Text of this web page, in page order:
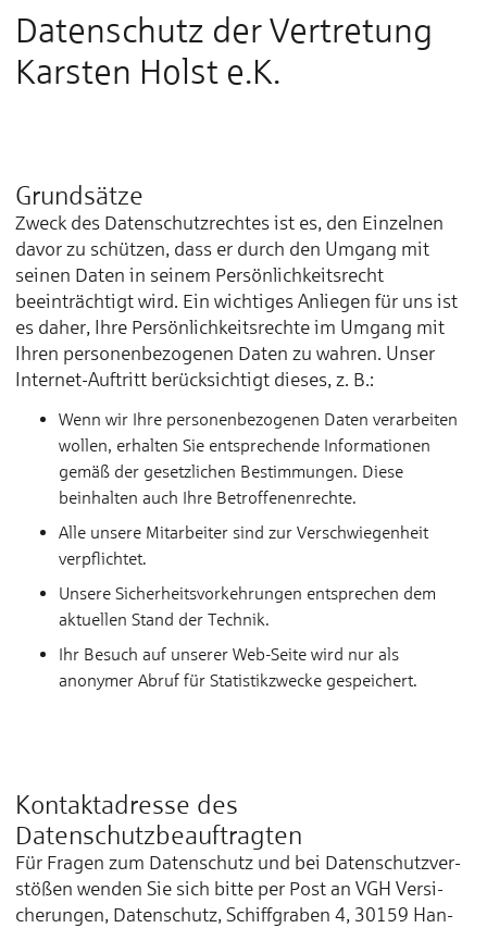
Datenschutz der Vertretung
Karsten Holst e.K.
Grundsätze
Zweck des Datenschutzrechtes ist es, den Einzelnen
davor zu schützen, dass er durch den Umgang mit
seinen Daten in seinem Persönlichkeitsrecht
beeinträchtigt wird. Ein wichtiges Anliegen für uns ist
es daher, Ihre Persönlichkeitsrechte im Umgang mit
Ihren personenbezogenen Daten zu wahren. Unser
Internet-Auftritt berücksichtigt dieses, z. B.:
Wenn wir Ihre personenbezogenen Daten verarbeiten
wollen, erhalten Sie entsprechende Informationen
gemäß der gesetzlichen Bestimmungen. Diese
beinhalten auch Ihre Betroffenenrechte.
Alle unsere Mitarbeiter sind zur Verschwiegenheit
verpflichtet.
Unsere Sicherheitsvorkehrungen entsprechen dem
aktuellen Stand der Technik.
Ihr Besuch auf unserer Web-Seite wird nur als
anonymer Abruf für Statistikzwecke gespeichert.
Kontaktadresse des
Datenschutzbeauftragten
Für Fra­gen zum Da­ten­schutz und bei Da­ten­schutz­ver­
stößen wen­den Sie sich bit­te per Post an VGH Ver­si­
che­run­gen, Da­ten­schutz, Schiff­gra­ben 4, 30159 Han­